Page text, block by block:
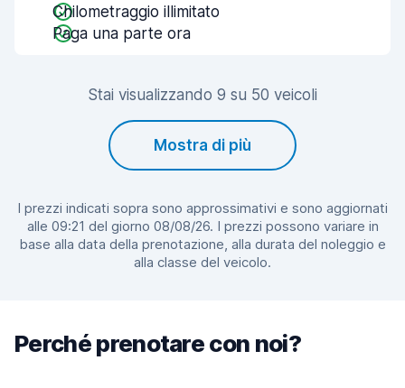
Chilometraggio illimitato
Paga una parte ora
Stai visualizzando 9 su 50 veicoli
Mostra di più
I prezzi indicati sopra sono approssimativi e sono aggiornati
alle 09:21 del giorno 08/08/26. I prezzi possono variare in
base alla data della prenotazione, alla durata del noleggio e
alla classe del veicolo.
Perché prenotare con noi?